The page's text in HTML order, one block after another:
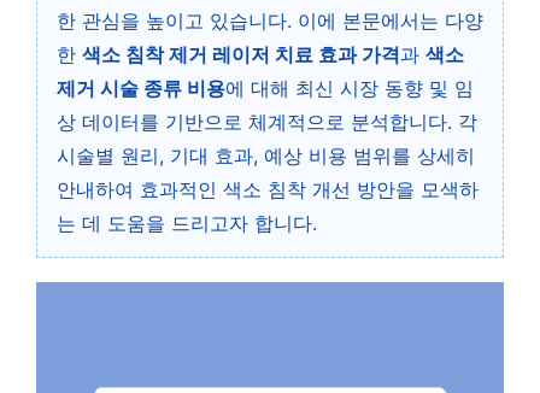
한 관심을 높이고 있습니다. 이에 본문에서는 다양
한 색소 침착 제거 레이저 치료 효과 가격과 색소
제거 시술 종류 비용에 대해 최신 시장 동향 및 임
상 데이터를 기반으로 체계적으로 분석합니다. 각
시술별 원리, 기대 효과, 예상 비용 범위를 상세히
안내하여 효과적인 색소 침착 개선 방안을 모색하
는 데 도움을 드리고자 합니다.